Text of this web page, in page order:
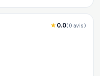
0.0(0 avis)